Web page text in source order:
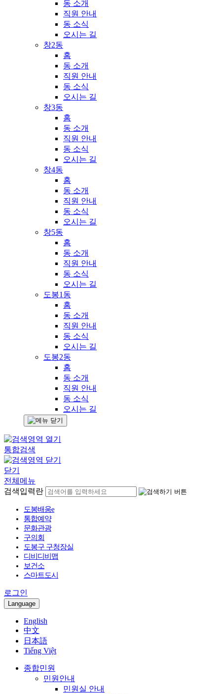
동 소개
직원 안내
동 소식
오시는 길
창2동
홈
동 소개
직원 안내
동 소식
오시는 길
창3동
홈
동 소개
직원 안내
동 소식
오시는 길
창4동
홈
동 소개
직원 안내
동 소식
오시는 길
창5동
홈
동 소개
직원 안내
동 소식
오시는 길
도봉1동
홈
동 소개
직원 안내
동 소식
오시는 길
도봉2동
홈
동 소개
직원 안내
동 소식
오시는 길
통합검색
닫기
전체메뉴
검색입력란
도봉배움e
통합예약
문화관광
구의회
도봉구 구청장실
디비디비맵
보건소
스마트도시
로그인
Language
English
中文
日本語
Tiếng Việt
종합민원
민원안내
민원실 안내